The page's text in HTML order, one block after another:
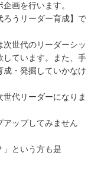
画を行います。
ろうリーダー育成】で
世代のリーダーシッ
しています。また、手
・発掘していかなけ
代リーダーになりま
アップしてみません
」という方も是